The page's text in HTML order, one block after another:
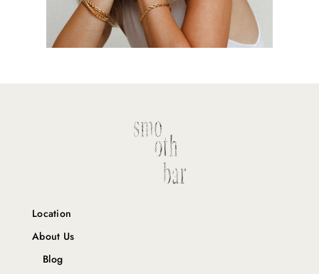
Location
About Us
Blog